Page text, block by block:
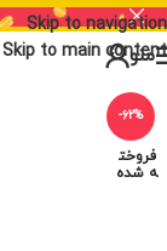
Skip to navigation
Skip to main content
منو
-62%
فروخت
ه شده